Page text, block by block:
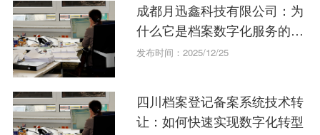
成都月迅鑫科技有限公司：为
什么它是档案数字化服务的首
选？
发布时间：2025/12/25
四川档案登记备案系统技术转
让：如何快速实现数字化转型